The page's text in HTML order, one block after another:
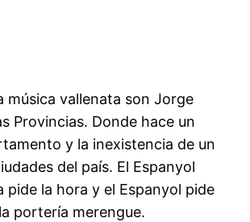
música vallenata son Jorge
Provincias. Donde hace un
y la inexistencia de un
del país. El Espanyol
pide la hora y el Espanyol pide
portería merengue.